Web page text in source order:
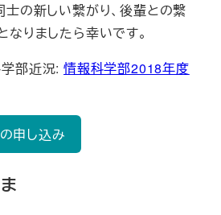
士の新しい繋がり、後輩との繋
りましたら幸いです。
部近況: 情報科学部2018年度
申し込み